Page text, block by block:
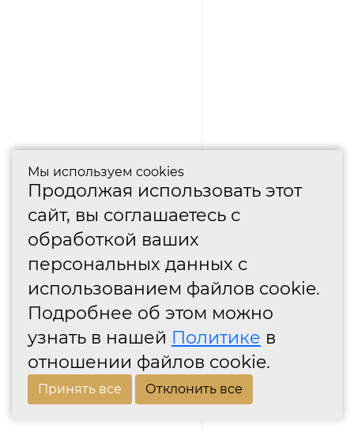
Мы используем cookies
Продолжая использовать этот
сайт, вы соглашаетесь с
обработкой ваших
персональных данных с
использованием файлов cookie.
Подробнее об этом можно
узнать в нашей Политике в
отношении файлов cookie.
Принять все Отклонить все